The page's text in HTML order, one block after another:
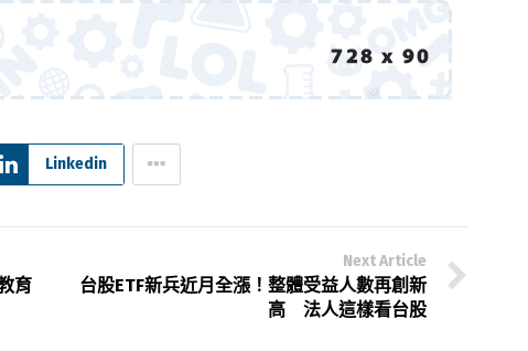
Linkedin
育
Next Article
台股ETF新兵近月全漲！整體受益人數再創新
高 法人這樣看台股